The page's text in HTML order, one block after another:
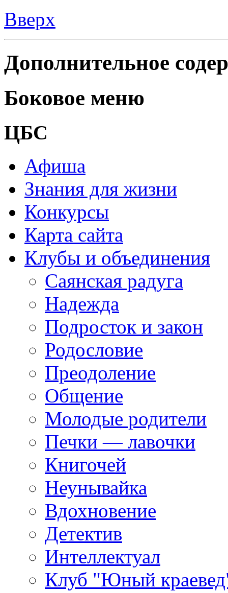
Вверх
Дополнительное
Боковое меню
ЦБС
Афиша
Знания для жизни
Конкурсы
Карта сайта
Клубы и объединения
Саянская радуга
Надежда
Подросток и закон
Родословие
Преодоление
Общение
Молодые родители
Печки — лавочки
Книгочей
Неунывайка
Вдохновение
Детектив
Интеллектуал
Клуб "Юный